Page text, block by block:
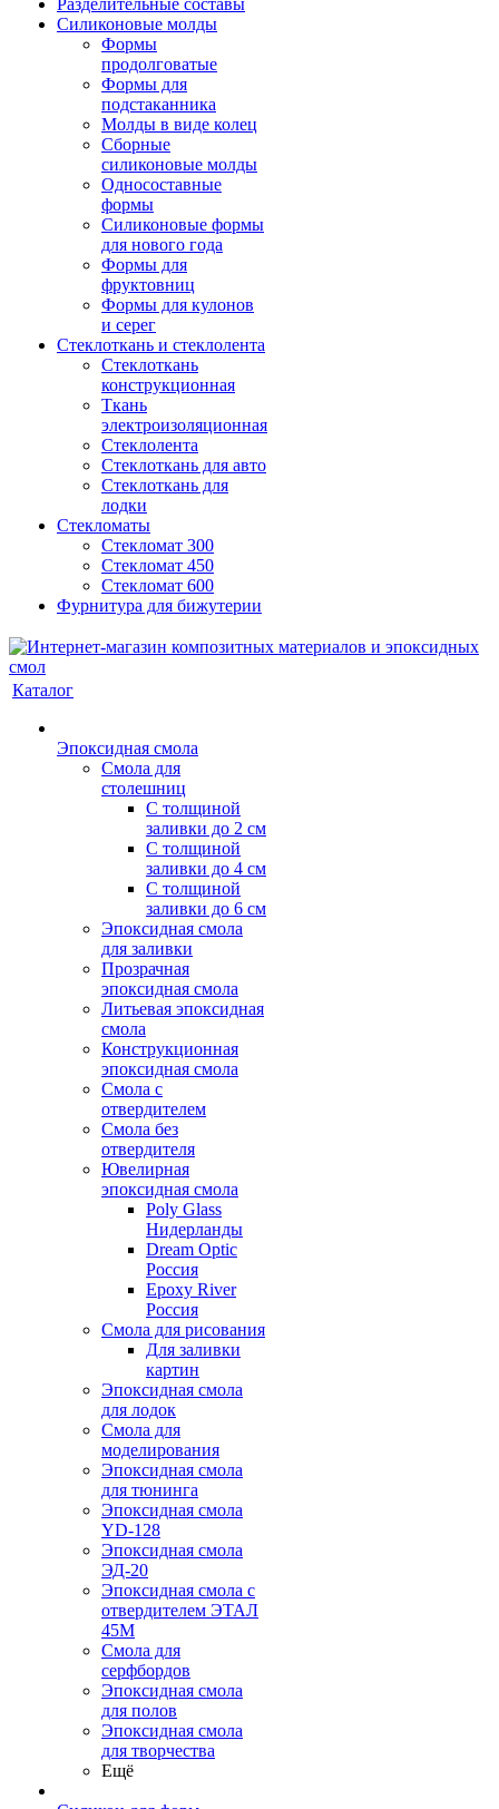
Разделительные составы
Силиконовые молды
Формы
продолговатые
Формы для
подстаканника
Молды в виде колец
Сборные
силиконовые молды
Односоставные
формы
Силиконовые формы
для нового года
Формы для
фруктовниц
Формы для кулонов
и серег
Стеклоткань и стеклолента
Стеклоткань
конструкционная
Ткань
электроизоляционная
Стеклолента
Стеклоткань для авто
Стеклоткань для
лодки
Стекломаты
Стекломат 300
Стекломат 450
Стекломат 600
Фурнитура для бижутерии
Каталог
Эпоксидная смола
Смола для
столешниц
С толщиной
заливки до 2 см
С толщиной
заливки до 4 см
С толщиной
заливки до 6 см
Эпоксидная смола
для заливки
Прозрачная
эпоксидная смола
Литьевая эпоксидная
смола
Конструкционная
эпоксидная смола
Смола с
отвердителем
Смола без
отвердителя
Ювелирная
эпоксидная смола
Poly Glass
Нидерланды
Dream Optic
Россия
Epoxy River
Россия
Смола для рисования
Для заливки
картин
Эпоксидная смола
для лодок
Смола для
моделирования
Эпоксидная смола
для тюнинга
Эпоксидная смола
YD-128
Эпоксидная смола
ЭД-20
Эпоксидная смола с
отвердителем ЭТАЛ
45М
Смола для
серфбордов
Эпоксидная смола
для полов
Эпоксидная смола
для творчества
Ещё